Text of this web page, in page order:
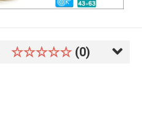
☆☆☆☆☆ (0)